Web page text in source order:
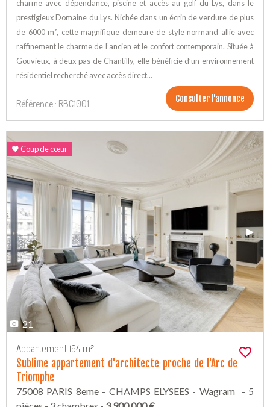
charme avec dépendance, piscine et accès au golf du Lys, dans le
prestigieux Domaine du Lys. Nichée dans un écrin de verdure de plus
de 6000 m², cette magnifique demeure de style normand allie avec
raffinement le charme de l’ancien et le confort contemporain. Située à
Gouvieux, à deux pas de Chantilly, elle bénéficie d’un environnement
résidentiel recherché avec accès direct...
Référence : RBC1001 Consulter l'annonce
Coup de cœur
Previous Slide
◀︎ Next
▶︎
21
Appartement 194 m²
Sublime appartement d'architecte proche de l'Arc de
Triomphe
75008 PARIS 8eme - CHAMPS ELYSEES - Wagram - 5